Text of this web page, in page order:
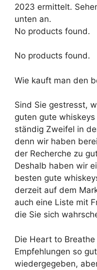
2023 ermittelt.
unten an.
No products found.
No products found.
Wie kauft man den
Sind Sie gestresst,
guten gute
ständig Zweifel in
denn wir haben
der Recherche zu
Deshalb haben wir
besten gute
derzeit auf dem
auch eine Liste mit
die Sie sich
Die Heart to
Empfehlungen so
wiedergegeben,